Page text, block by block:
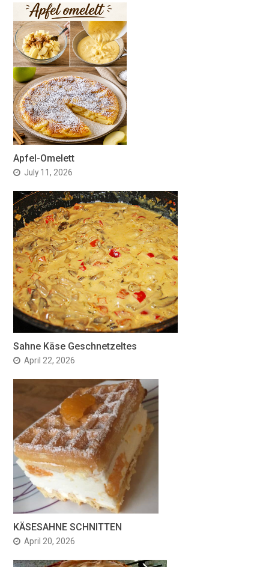
Apfel-Omelett
July 11, 2026
Sahne Käse Geschnetzeltes
April 22, 2026
KÄSESAHNE SCHNITTEN
April 20, 2026